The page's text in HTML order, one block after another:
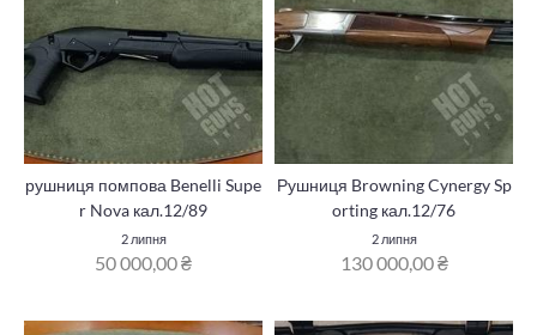
рушниця помпова Benelli Supe
r Nova кал.12/89
2 липня
50 000,00 ₴
Рушниця Browning Cynergy Sp
orting кал.12/76
2 липня
130 000,00 ₴